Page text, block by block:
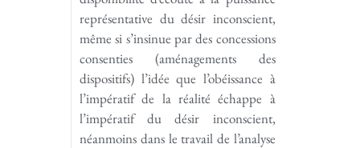
représentative du désir inconscient,
même si s’insinue par des concessions
consenties (aménagements des
dispositifs) l’idée que l’obéissance à
l’impératif de la réalité échappe à
l’impératif du désir inconscient,
néanmoins dans le travail de l’analyse